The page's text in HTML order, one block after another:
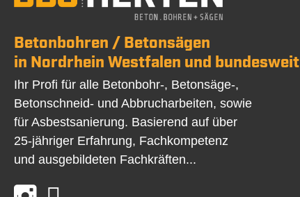
Betonbohren / Betonsägen
in Nordrhein Westfalen und bundesweit
Ihr Profi für alle Betonbohr-, Betonsäge-,
Betonschneid- und Abbrucharbeiten, sowie
für Asbestsanierung. Basierend auf über
25-jähriger Erfahrung, Fachkompetenz
und ausgebildeten Fachkräften...